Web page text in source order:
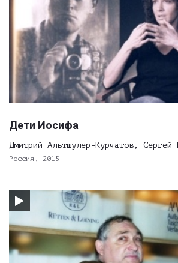
Дети Иосифа
Дмитрий Альтшулер-Курчатов, Сергей
Россия, 2015